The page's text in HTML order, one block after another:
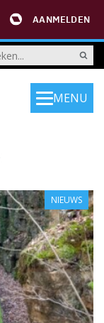
AANMELDEN
MENU
NIEUWS